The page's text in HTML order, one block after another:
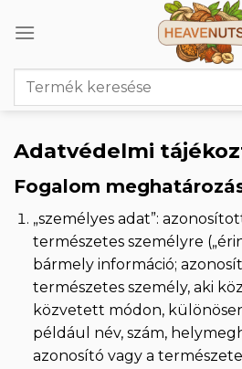
Keresés
Adatvédelmi
Fogalom
„személyes adat”:
természetes személyre
bármely információ;
természetes személy, aki
közvetett módon,
például név, szám,
azonosító vagy a